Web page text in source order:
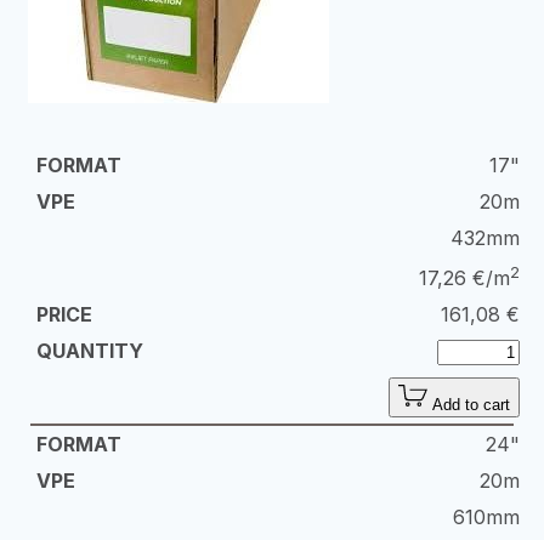
17"
20m
432mm
17,26 €/m2
161,08 €
Add to cart
24"
20m
610mm